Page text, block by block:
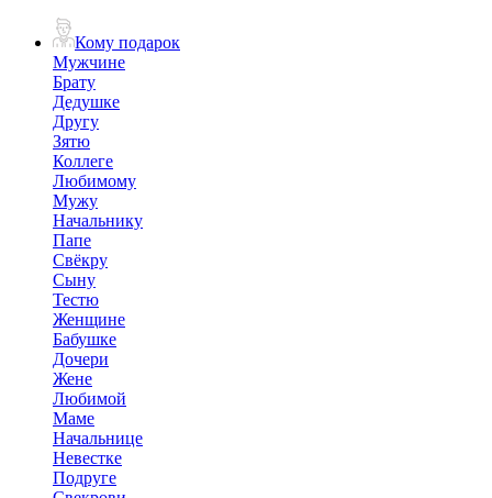
Кому подарок
Мужчине
Брату
Дедушке
Другу
Зятю
Коллеге
Любимому
Мужу
Начальнику
Папе
Свёкру
Сыну
Тестю
Женщине
Бабушке
Дочери
Жене
Любимой
Маме
Начальнице
Невестке
Подруге